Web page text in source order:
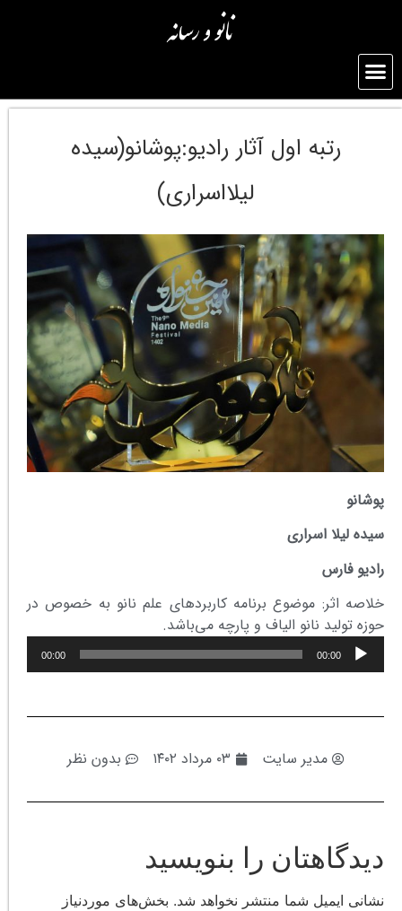
رتبه اول آثار رادیو:پوشانو(سیده
لیلااسراری)
پوشانو
سیده لیلا اسراری
رادیو فارس
خلاصه اثر: موضوع برنامه کاربردهای علم نانو به خصوص در
حوزه تولید نانو الیاف و پارچه می‌باشد.
پخش‌کننده
صوت
00:00
00:00
مدیر سایت ۰۳ مرداد ۱۴۰۲ بدون نظر
دیدگاهتان را بنویسید
نشانی ایمیل شما منتشر نخواهد شد. بخش‌های موردنیاز